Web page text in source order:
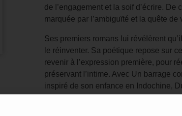
de l’engagement et la soif d’écrire.
marquée par l’ambiguïté et la quête de
Ses premiers romans lui révélèrent
le réinventer. Sa poétique repose sur
revenir à l’expression première, pour
préservant l’intime. Avec Un barrage
inspiré de son enfance en Indochine,
Moderato cantabile (1958) l’associa
notoriété s’amplifia grâce à son